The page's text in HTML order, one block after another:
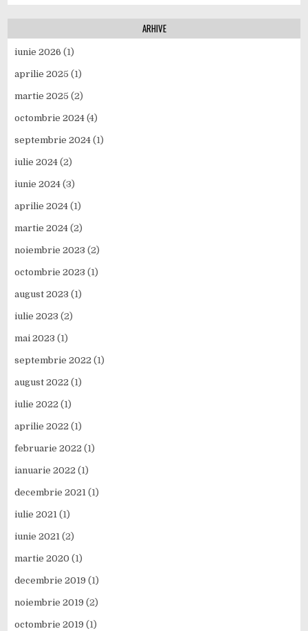
ARHIVE
iunie 2026 (1)
aprilie 2025 (1)
martie 2025 (2)
octombrie 2024 (4)
septembrie 2024 (1)
iulie 2024 (2)
iunie 2024 (3)
aprilie 2024 (1)
martie 2024 (2)
noiembrie 2023 (2)
octombrie 2023 (1)
august 2023 (1)
iulie 2023 (2)
mai 2023 (1)
septembrie 2022 (1)
august 2022 (1)
iulie 2022 (1)
aprilie 2022 (1)
februarie 2022 (1)
ianuarie 2022 (1)
decembrie 2021 (1)
iulie 2021 (1)
iunie 2021 (2)
martie 2020 (1)
decembrie 2019 (1)
noiembrie 2019 (2)
octombrie 2019 (1)